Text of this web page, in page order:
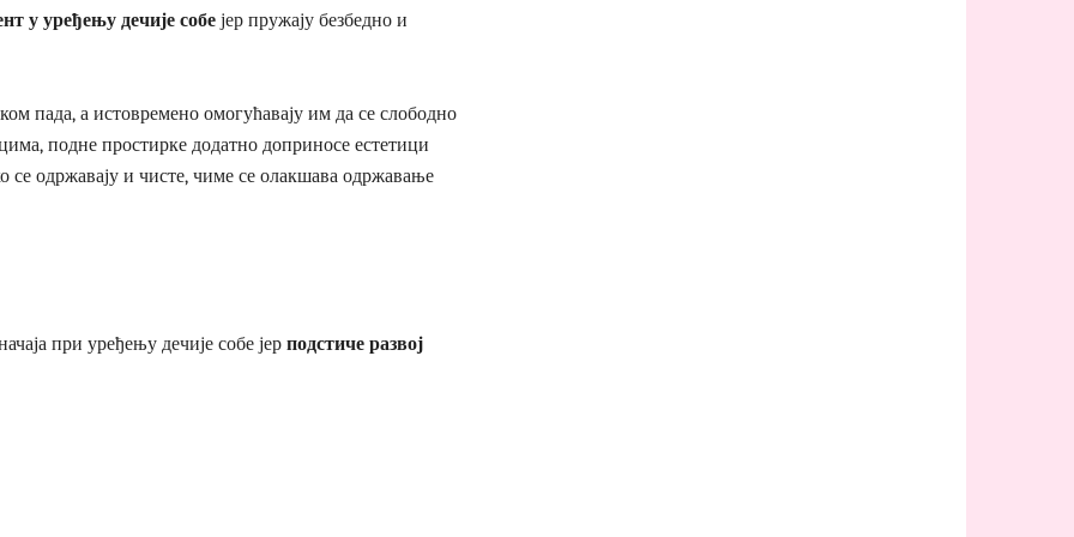
у уређењу дечије собе јер пружају безбедно и
пада, а истовремено омогућавају им да се слободно
подне простирке додатно доприносе естетици
се одржавају и чисте, чиме се олакшава одржавање
при уређењу дечије собе јер подстиче развој